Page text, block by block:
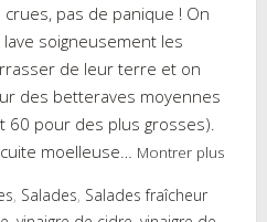
pas de panique ! On
soigneusement les
de leur terre et on
des betteraves moyennes
60 pour des plus grosses).
moelleuse… Montrer plus
, Salades, Salades fraîcheur